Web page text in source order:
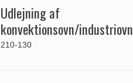
Udlejning af
konvektionsovn/industriovn
210-130